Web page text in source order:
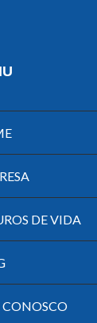
DE VIDA
CONOSCO